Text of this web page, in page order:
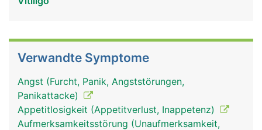
Verwandte Symptome
Angst (Furcht, Panik, Angststörungen,
Panikattacke)
Appetitlosigkeit (Appetitverlust, Inappetenz)
Aufmerksamkeitsstörung (Unaufmerksamkeit,